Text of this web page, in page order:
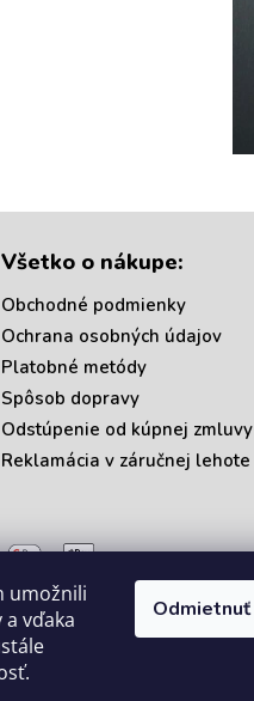
umožnili
vďaka
Odmietnuť
Všetko o nákupe:
Obchodné podmienky
Ochrana osobných údajov
Platobné metódy
Spôsob dopravy
Odstúpenie od kúpnej zmluvy
Reklamácia v záručnej lehote